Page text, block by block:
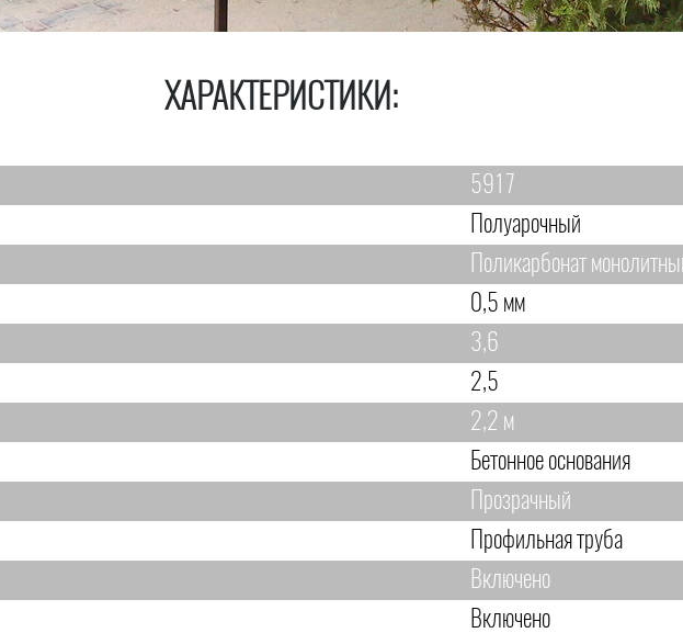
ХАРАКТЕРИСТИКИ:
5917
Полуарочный
Поликарбонат
0,5 мм
3,6
2,5
2,2 м
Бетонное основания
Прозрачный
Профильная труба
Включено
Включено